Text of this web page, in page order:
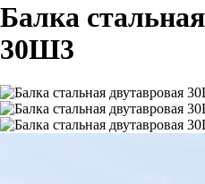
Балка
30Ш3